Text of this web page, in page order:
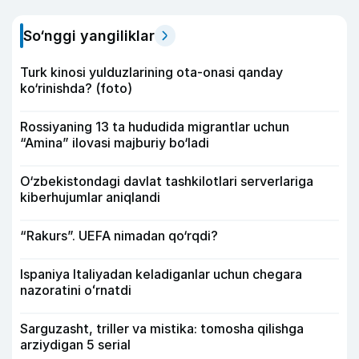
So‘nggi yangiliklar
Turk kinosi yulduzlarining ota-onasi qanday
ko‘rinishda? (foto)
Rossiyaning 13 ta hududida migrantlar uchun
“Amina” ilovasi majburiy bo‘ladi
O‘zbekistondagi davlat tashkilotlari serverlariga
kiberhujumlar aniqlandi
“Rakurs”. UEFA nimadan qo‘rqdi?
Ispaniya Italiyadan keladiganlar uchun chegara
nazoratini oʻrnatdi
Sarguzasht, triller va mistika: tomosha qilishga
arziydigan 5 serial